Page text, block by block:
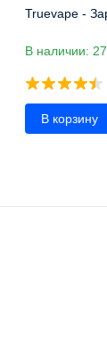
Truevape -
В наличии:
В корзину